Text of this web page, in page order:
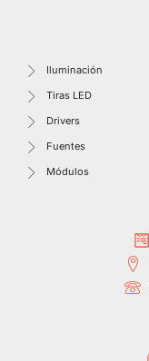
Iluminación
Tiras LED
Drivers
Fuentes
Módulos